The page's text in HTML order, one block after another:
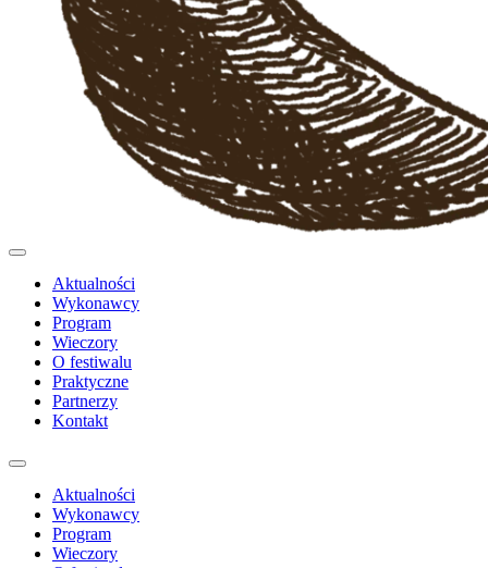
Aktualności
Wykonawcy
Program
Wieczory
O festiwalu
Praktyczne
Partnerzy
Kontakt
Aktualności
Wykonawcy
Program
Wieczory